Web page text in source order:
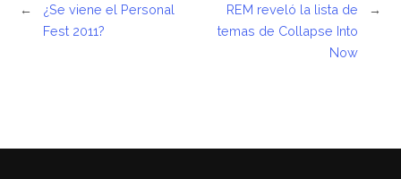
REM reveló la lista de
temas de Collapse Into
Now
→
←
¿Se viene el Personal
Fest 2011?